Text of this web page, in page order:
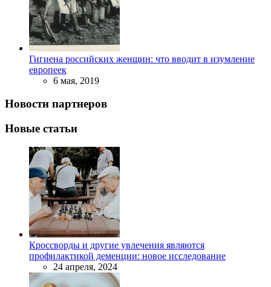
Гигиена российских женщин: что вводит в изумление
европеек
6 мая, 2019
Новости партнеров
Новые статьи
Кроссворды и другие увлечения являются
профилактикой деменции: новое исследование
24 апреля, 2024